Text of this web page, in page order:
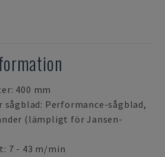
400 mm
Performance-sågblad,
(lämpligt för Jansen-
7 - 43 m/min